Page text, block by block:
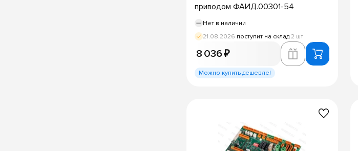
приводом ФАИД.00301-54
Нет в наличии
21.08.2026 поступит на склад 2 шт
8 036 ₽
Можно купить дешевле!